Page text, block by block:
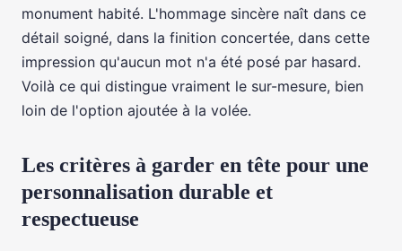
monument habité. L'hommage sincère naît dans ce
détail soigné, dans la finition concertée, dans cette
impression qu'aucun mot n'a été posé par hasard.
Voilà ce qui distingue vraiment le sur-mesure, bien
loin de l'option ajoutée à la volée.
Les critères à garder en tête pour une
personnalisation durable et
respectueuse